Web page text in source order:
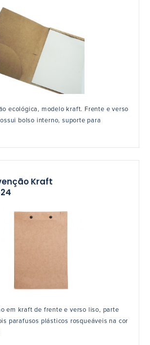
ecológica, modelo kraft. Frente e verso
bolso interno, suporte para
Kraft
em kraft de frente e verso liso, parte
parafusos plásticos rosqueáveis na cor